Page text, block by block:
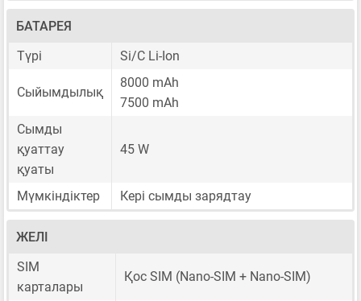
БАТАРЕЯ
Түрі
Si/C Li-Ion
Сыйымдылық
8000 mAh
7500 mAh
Сымды
қуаттау
қуаты
45 W
Мүмкіндіктер Кері сымды зарядтау
ЖЕЛІ
SIM
карталары
Қос SIM (Nano-SIM + Nano-SIM)